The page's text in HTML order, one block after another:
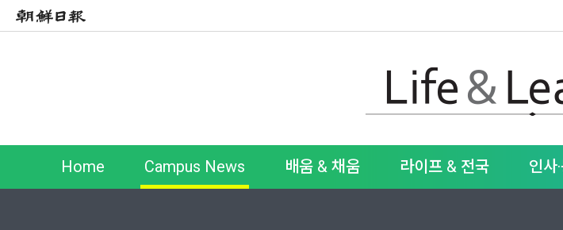
Home Campus News 배움 & 채움 라이프 & 전국 인사